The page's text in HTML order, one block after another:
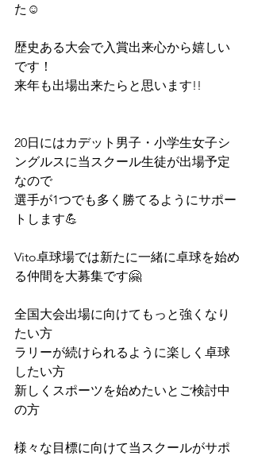
た☺️
歴史ある大会で入賞出来心から嬉しい
です！
来年も出場出来たらと思います!!
20日にはカデット男子・小学生女子シ
ングルスに当スクール生徒が出場予定
なので
選手が1つでも多く勝てるようにサポー
トします💪
Vito卓球場では新たに一緒に卓球を始め
る仲間を大募集です🤗
⁡⁡全国大会出場に向けてもっと強くなり
たい方
ラリーが続けられるように楽しく卓球
したい方
新しくスポーツを始めたいとご検討中
の方
様々な目標に向けて当スクールがサポ